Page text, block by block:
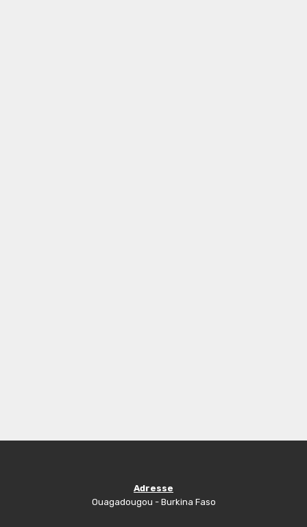
Adresse
Ouagadougou - Burkina Faso